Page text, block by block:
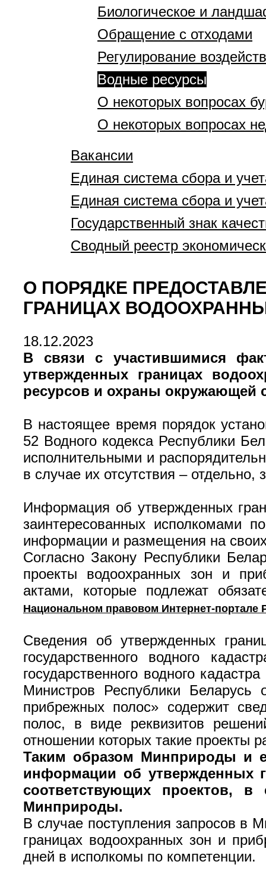
Биологическое и
Обращение с отходами
Регулирование
Водные ресурсы
О некоторых вопросах
О некоторых вопросах
Вакансии
Единая система сбора и
Единая система сбора и
Государственный знак
Сводный реестр
О ПОРЯДКЕ
ГРАНИЦАХ
18.12.2023
В связи с участившимися
утвержденных границах
ресурсов и охраны окружающей
В настоящее время порядок
52 Водного кодекса Республики
исполнительными и
в случае их отсутствия –
Информация об утвержденных
заинтересованных исполкомами
информации и размещения на
Согласно Закону Республики
проекты водоохранных зон и
актами, которые подлежат
Национальном правовом Интернет-портале
Сведения об утвержденных
государственного водного
государственного водного
Министров Республики
прибрежных полос» содержит
полос, в виде реквизитов
отношении которых такие проекты
Таким образом Минприроды и
информации об утвержденных
соответствующих проектов,
Минприроды.
В случае поступления запросов в
границах водоохранных зон и
дней в исполкомы по компетенции.